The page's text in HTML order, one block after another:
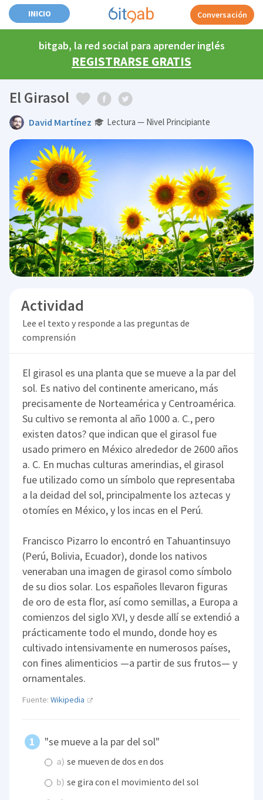
INICIO Conversación
bitgab, la red social para aprender inglés
REGISTRARSE GRATIS
El Girasol
David Martínez Lectura — Nivel Principiante
Actividad
Lee el texto y responde a las preguntas de
comprensión
El girasol es una planta que se mueve a la par del
sol. Es nativo del continente americano, más
precisamente de Norteamérica y Centroamérica.
Su cultivo se remonta al año 1000 a. C., pero
existen datos? que indican que el girasol fue
usado primero en México alrededor de 2600 años
a. C. En muchas culturas amerindias, el girasol
fue utilizado como un símbolo que representaba
a la deidad del sol, principalmente los aztecas y
otomíes en México, y los incas en el Perú.
Francisco Pizarro lo encontró en Tahuantinsuyo
(Perú, Bolivia, Ecuador), donde los nativos
veneraban una imagen de girasol como símbolo
de su dios solar. Los españoles llevaron figuras
de oro de esta flor, así como semillas, a Europa a
comienzos del siglo XVI, y desde allí se extendió a
prácticamente todo el mundo, donde hoy es
cultivado intensivamente en numerosos países,
con fines alimenticios —a partir de sus frutos— y
ornamentales.
Fuente:Wikipedia
"se mueve a la par del sol"
a) se mueven de dos en dos
b) se gira con el movimiento del sol